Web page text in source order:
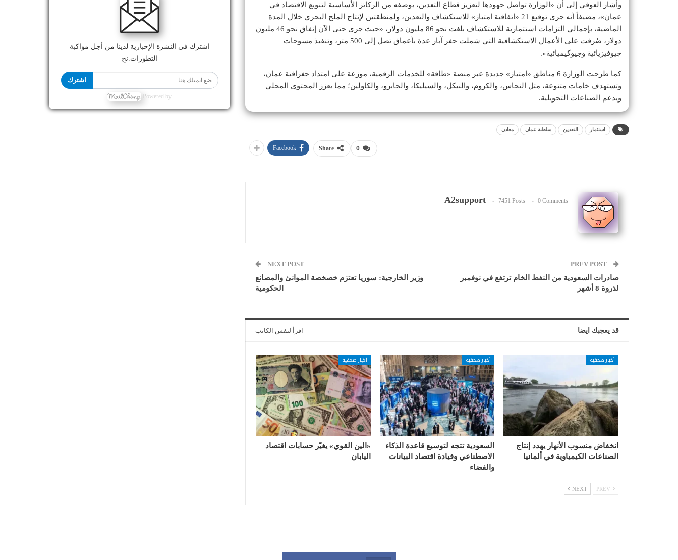
وأشار العوفي إلى أن «الوزارة تواصل جهودها لتعزيز قطاع التعدين، بوصفه من الركائز الأساسية لتنويع الاقتصاد في
عمان»، مضيفاً أنه جرى توقيع 21 «اتفاقية امتياز» للاستكشاف والتعدين، ولمنطقتين لإنتاج الملح البحري خلال المدة
الماضية، بإجمالي التزامات استثمارية للاستكشاف بلغت نحو 86 مليون دولار، «حيث جرى حتى الآن إنفاق نحو 46 مليون
دولار، صُرفت على الأعمال الاستكشافية التي شملت حفر آبار عدة بأعماق تصل إلى 500 متر، وتنفيذ مسوحات
جيوفيزيائية وجيوكيميائية».
كما طرحت الوزارة 6 مناطق «امتياز» جديدة عبر منصة «طاقة» للخدمات الرقمية، موزعة على امتداد جغرافية عمان،
وتستهدف خامات متنوعة، مثل النحاس، والكروم، والنيكل، والسيليكا، والجابرو، والكاولين؛ مما يعزز المحتوى المحلي
ويدعم الصناعات التحويلية.
استثمار التعدين سلطنة عمان معادن
0
Share
Facebook
A2support 7451 Posts 0 Comments
صادرات السعودية من النفط الخام ترتفع في نوفمبر
لذروة 8 أشهر
NEXT POST
وزير الخارجية: سوريا تعتزم خصخصة الموانئ والمصانع
الحكومية
قد يعجبك ايضا اقرأ لنفس الكاتب
أخبار صحفية
انخفاض منسوب الأنهار يهدد إنتاج
الصناعات الكيمياوية في ألمانيا
أخبار صحفية
السعودية تتجه لتوسيع قاعدة الذكاء
الاصطناعي وقيادة اقتصاد البيانات
والفضاء
أخبار صحفية
«الين القوي» يغيّر حسابات اقتصاد
اليابان
NEXT
اشترك في النشرة الإخبارية لدينا من أجل مواكبة
التطورات.نخ
اشترك
Powered by